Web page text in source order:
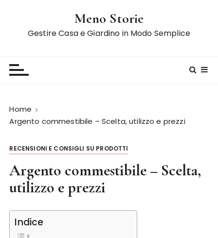
Meno Storie
Gestire Casa e Giardino in Modo Semplice
Home
Argento commestibile – Scelta, utilizzo e prezzi
RECENSIONI E CONSIGLI SU PRODOTTI
Argento commestibile – Scelta,
utilizzo e prezzi
Indice